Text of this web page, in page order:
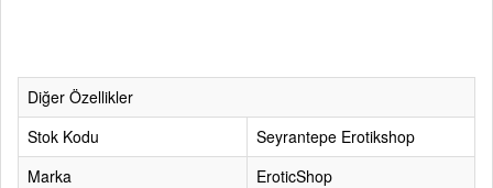
Diğer Özellikler
Stok Kodu
Seyrantepe Erotikshop
Marka
EroticShop